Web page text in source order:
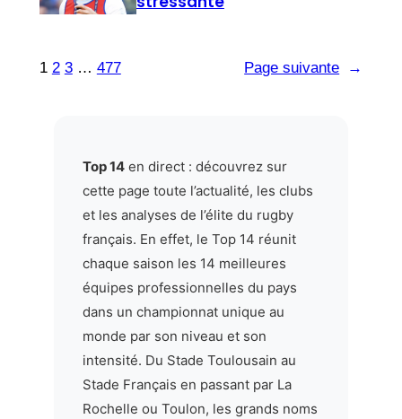
1 2 3 … 477 Page suivante →
Top 14en direct : découvrez sur
cette page toute l’actualité, les clubs
et les analyses de l’élite du rugby
français. En effet, le Top 14 réunit
chaque saison les 14 meilleures
équipes professionnelles du pays
dans un championnat unique au
monde par son niveau et son
intensité. Du Stade Toulousain au
Stade Français en passant par La
Rochelle ou Toulon, les grands noms